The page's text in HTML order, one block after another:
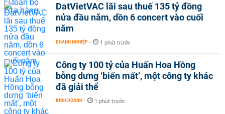
DatVietVAC lãi sau thuế 135 tỷ đồng
nửa đầu năm, dồn 6 concert vào cuối
năm
DOANH NGHIỆP - 1 phút trước
Công ty 100 tỷ của Huấn Hoa Hồng
bỗng dưng ‘biến mất’, một công ty khác
đã giải thể
KINH DOANH - 1 phút trước